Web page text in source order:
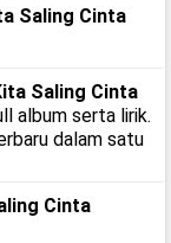
Saling Cinta
Saling Cinta
album serta lirik.
dalam satu
Cinta